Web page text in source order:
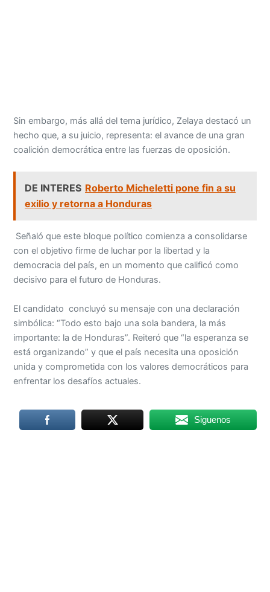
Sin embargo, más allá del tema jurídico, Zelaya destacó un
hecho que, a su juicio, representa: el avance de una gran
coalición democrática entre las fuerzas de oposición.
DE INTERES Roberto Micheletti pone fin a su
exilio y retorna a Honduras
Señaló que este bloque político comienza a consolidarse
con el objetivo firme de luchar por la libertad y la
democracia del país, en un momento que calificó como
decisivo para el futuro de Honduras.
El candidato concluyó su mensaje con una declaración
simbólica: “Todo esto bajo una sola bandera, la más
importante: la de Honduras”. Reiteró que “la esperanza se
está organizando” y que el país necesita una oposición
unida y comprometida con los valores democráticos para
enfrentar los desafíos actuales.
Siguenos